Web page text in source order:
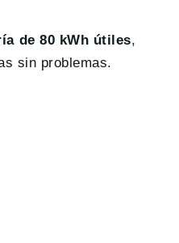
de 80 kWh útiles,
sin problemas.